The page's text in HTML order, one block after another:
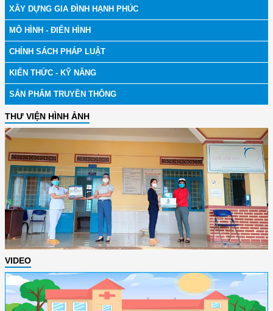
XÂY DỰNG GIA ĐÌNH HẠNH PHÚC
MÔ HÌNH - ĐIỂN HÌNH
CHÍNH SÁCH PHÁP LUẬT
KIẾN THỨC - KỸ NĂNG
SẢN PHẨM TRUYỀN THÔNG
THƯ VIỆN HÌNH ẢNH
VIDEO